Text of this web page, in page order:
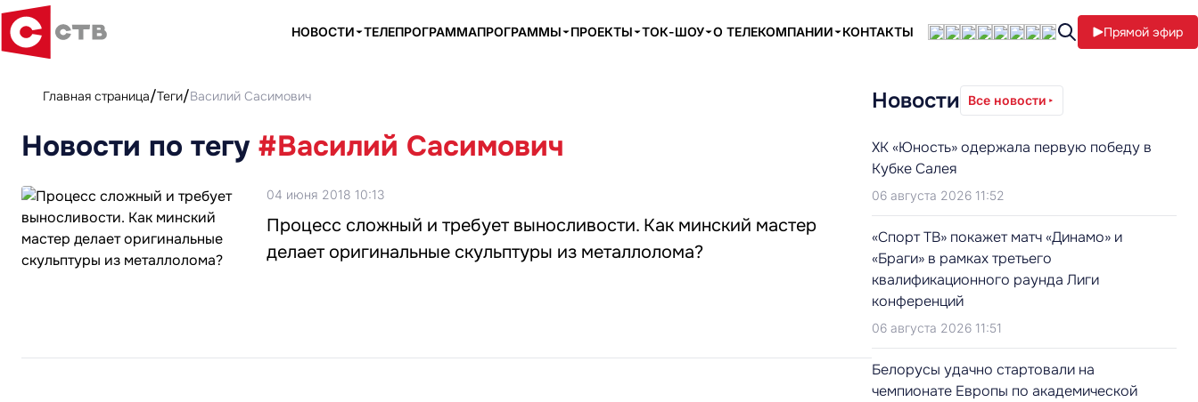
НОВОСТИ ТЕЛЕПРОГРАММАПРОГРАММЫ ПРОЕКТЫ ТОК-ШОУ О ТЕЛЕКОМПАНИИ КОНТАКТЫ Прямой эфир
Главная страница Теги Василий Сасимович
Новости по тегу #Василий Сасимович
04 июня 2018 10:13
Процесс сложный и требует выносливости. Как минский мастер
делает оригинальные скульптуры из металлолома?
Новости Все новости
ХК «Юность» одержала первую победу в
Кубке Салея
06 августа 2026 11:52
«Спорт ТВ» покажет матч «Динамо» и
«Браги» в рамках третьего
квалификационного раунда Лиги
конференций
06 августа 2026 11:51
Белорусы удачно стартовали на
чемпионате Европы по академической